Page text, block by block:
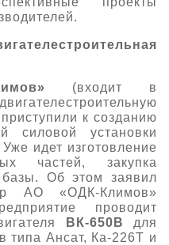
(входит в
к созданию
силовой установки
идет изготовление
частей, закупка
базы. Об этом заявил
АО «ОДК-Климов»
проводит
ВК-650В для
типа Ансат, Ка-226Т и